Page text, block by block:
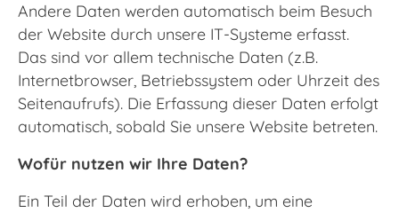
Andere Daten werden automatisch beim Besuch
der Website durch unsere IT-Systeme erfasst.
Das sind vor allem technische Daten (z.B.
Internetbrowser, Betriebssystem oder Uhrzeit des
Seitenaufrufs). Die Erfassung dieser Daten erfolgt
automatisch, sobald Sie unsere Website betreten.
Wofür nutzen wir Ihre Daten?
Ein Teil der Daten wird erhoben, um eine